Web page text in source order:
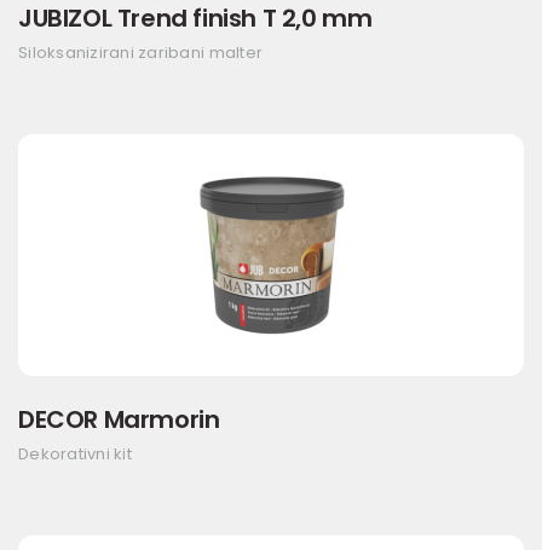
JUBIZOL Trend finish T 2,0 mm
Siloksanizirani zaribani malter
DECOR Marmorin
Dekorativni kit